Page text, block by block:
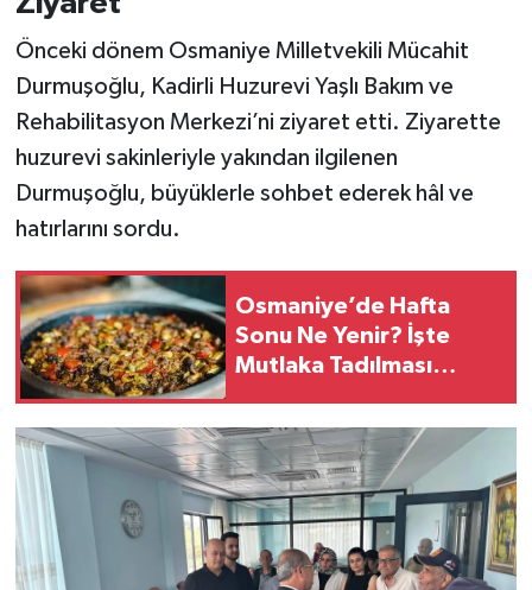
Önceki dönem Osmaniye Milletvekili Mücahit
Durmuşoğlu, Kadirli Huzurevi Yaşlı Bakım ve
Rehabilitasyon Merkezi’ni ziyaret etti. Ziyarette
huzurevi sakinleriyle yakından ilgilenen
Durmuşoğlu, büyüklerle sohbet ederek hâl ve
hatırlarını sordu.
Osmaniye’de Hafta
Sonu Ne Yenir? İşte
Mutlaka Tadılması
Lezzetler